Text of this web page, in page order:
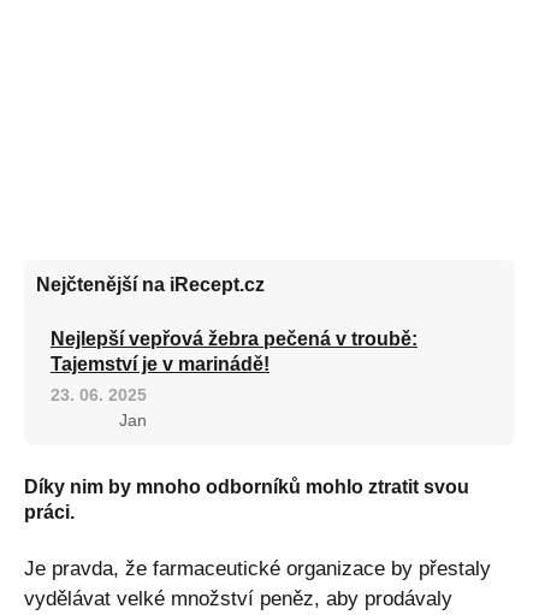
Nejčtenější na iRecept.cz
Nejlepší vepřová žebra pečená v troubě:
Tajemství je v marinádě!
23. 06. 2025
Jan
Díky nim by mnoho odborníků mohlo ztratit svou
práci.
Je pravda, že farmaceutické organizace by přestaly
vydělávat velké množství peněz, aby prodávaly